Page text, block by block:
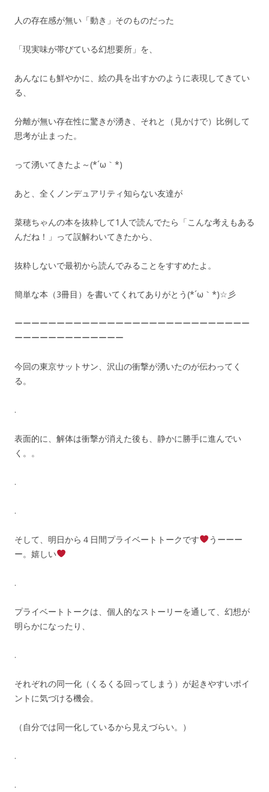
人の存在感が無い「動き」そのものだった
「現実味が帯びている幻想要所」を、
あんなにも鮮やかに、絵の具を出すかのように表現してきてい
る、
分離が無い存在性に驚きが湧き、それと（見かけで）比例して
思考が止まった。
って湧いてきたよ～(*´ω｀*)
あと、全くノンデュアリティ知らない友達が
菜穂ちゃんの本を抜粋して1人で読んでたら「こんな考えもある
んだね！」って誤解わいてきたから、
抜粋しないで最初から読んでみることをすすめたよ。
簡単な本（3冊目）を書いてくれてありがとう(*´ω｀*)☆彡
ーーーーーーーーーーーーーーーーーーーーーーーーーーーー
ーーーーーーーーーーーーー
今回の東京サットサン、沢山の衝撃が湧いたのが伝わってく
る。
.
表面的に、解体は衝撃が消えた後も、静かに勝手に進んでい
く。。
.
.
そして、明日から４日間プライベートトークです
うーーー
ー。嬉しい
.
プライベートトークは、個人的なストーリーを通して、幻想が
明らかになったり、
.
それぞれの同一化（くるくる回ってしまう）が起きやすいポイ
ントに気づける機会。
（自分では同一化しているから見えづらい。）
.
.